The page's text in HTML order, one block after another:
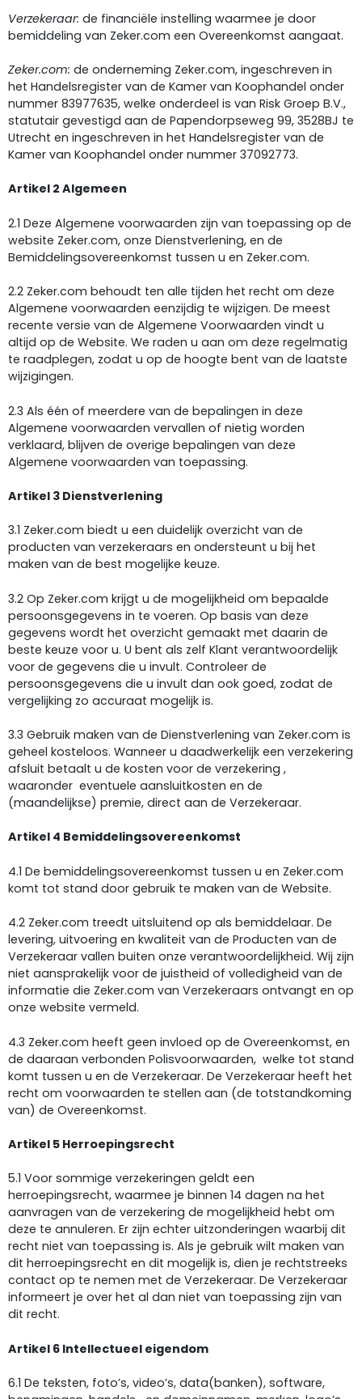
Verzekeraar: de financiële instelling waarmee je door
bemiddeling van Zeker.com een Overeenkomst aangaat.
Zeker.com: de onderneming Zeker.com, ingeschreven in
het Handelsregister van de Kamer van Koophandel onder
nummer 83977635, welke onderdeel is van Risk Groep B.V.,
statutair gevestigd aan de Papendorpseweg 99, 3528BJ te
Utrecht en ingeschreven in het Handelsregister van de
Kamer van Koophandel onder nummer 37092773.
Artikel 2 Algemeen
2.1 Deze Algemene voorwaarden zijn van toepassing op de
website Zeker.com, onze Dienstverlening, en de
Bemiddelingsovereenkomst tussen u en Zeker.com.
2.2 Zeker.com behoudt ten alle tijden het recht om deze
Algemene voorwaarden eenzijdig te wijzigen. De meest
recente versie van de Algemene Voorwaarden vindt u
altijd op de Website. We raden u aan om deze regelmatig
te raadplegen, zodat u op de hoogte bent van de laatste
wijzigingen.
2.3 Als één of meerdere van de bepalingen in deze
Algemene voorwaarden vervallen of nietig worden
verklaard, blijven de overige bepalingen van deze
Algemene voorwaarden van toepassing.
Artikel 3 Dienstverlening
3.1 Zeker.com biedt u een duidelijk overzicht van de
producten van verzekeraars en ondersteunt u bij het
maken van de best mogelijke keuze.
3.2 Op Zeker.com krijgt u de mogelijkheid om bepaalde
persoonsgegevens in te voeren. Op basis van deze
gegevens wordt het overzicht gemaakt met daarin de
beste keuze voor u. U bent als zelf Klant verantwoordelijk
voor de gegevens die u invult. Controleer de
persoonsgegevens die u invult dan ook goed, zodat de
vergelijking zo accuraat mogelijk is.
3.3 Gebruik maken van de Dienstverlening van Zeker.com is
geheel kosteloos. Wanneer u daadwerkelijk een verzekering
afsluit betaalt u de kosten voor de verzekering ,
waaronder eventuele aansluitkosten en de
(maandelijkse) premie, direct aan de Verzekeraar.
Artikel 4 Bemiddelingsovereenkomst
4.1 De bemiddelingsovereenkomst tussen u en Zeker.com
komt tot stand door gebruik te maken van de Website.
4.2 Zeker.com treedt uitsluitend op als bemiddelaar. De
levering, uitvoering en kwaliteit van de Producten van de
Verzekeraar vallen buiten onze verantwoordelijkheid. Wij zijn
niet aansprakelijk voor de juistheid of volledigheid van de
informatie die Zeker.com van Verzekeraars ontvangt en op
onze website vermeld.
4.3 Zeker.com heeft geen invloed op de Overeenkomst, en
de daaraan verbonden Polisvoorwaarden, welke tot stand
komt tussen u en de Verzekeraar. De Verzekeraar heeft het
recht om voorwaarden te stellen aan (de totstandkoming
van) de Overeenkomst.
Artikel 5 Herroepingsrecht
5.1 Voor sommige verzekeringen geldt een
herroepingsrecht, waarmee je binnen 14 dagen na het
aanvragen van de verzekering de mogelijkheid hebt om
deze te annuleren. Er zijn echter uitzonderingen waarbij dit
recht niet van toepassing is. Als je gebruik wilt maken van
dit herroepingsrecht en dit mogelijk is, dien je rechtstreeks
contact op te nemen met de Verzekeraar. De Verzekeraar
informeert je over het al dan niet van toepassing zijn van
dit recht.
Artikel 6 Intellectueel eigendom
6.1 De teksten, foto’s, video’s, data(banken), software,